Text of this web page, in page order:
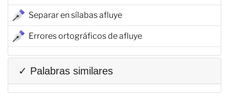
Separar en sílabas afluye
Errores ortográficos de afluye
✓ Palabras similares